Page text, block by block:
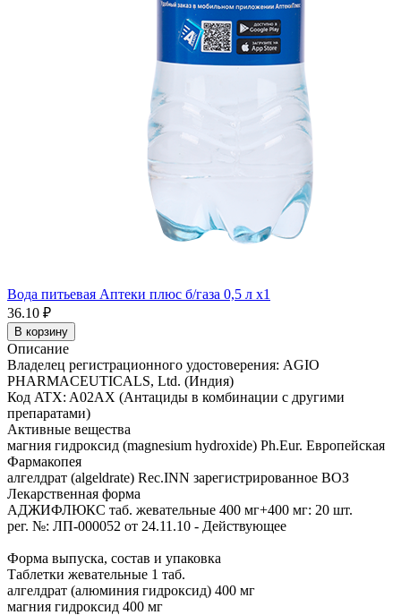
Вода питьевая Аптеки плюс б/газа 0,5 л x1
36.10 ₽
В корзину
Описание
Владелец регистрационного удостоверения: AGIO
PHARMACEUTICALS, Ltd. (Индия)
Код ATX: A02AX (Антациды в комбинации с другими
препаратами)
Активные вещества
магния гидроксид (magnesium hydroxide) Ph.Eur. Европейская
Фармакопея
алгелдрат (algeldrate) Rec.INN зарегистрированное ВОЗ
Лекарственная форма
АДЖИФЛЮКС таб. жевательные 400 мг+400 мг: 20 шт.
рег. №: ЛП-000052 от 24.11.10 - Действующее
Форма выпуска, состав и упаковка
Таблетки жевательные 1 таб.
алгелдрат (алюминия гидроксид) 400 мг
магния гидроксид 400 мг